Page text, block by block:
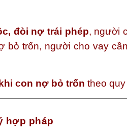
đòi nợ trái phép, người
bỏ trốn, người cho vay
con nợ bỏ trốn theo
hợp pháp